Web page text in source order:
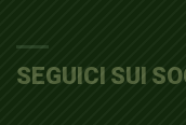
SEGUICI SUI